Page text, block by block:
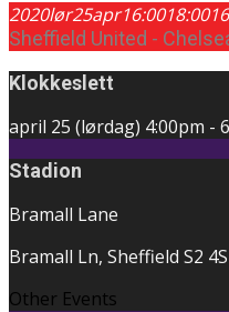
2020lør25apr16:0018:00
Sheffield United -
Klokkeslett
april 25 (lørdag) 4:00pm -
Stadion
Bramall Lane
Bramall Ln, Sheffield S2
Other Events